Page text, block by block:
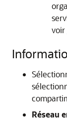
voir
Réseau